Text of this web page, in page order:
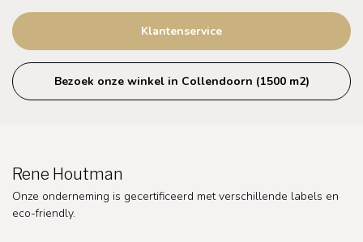
Klantenservice
Bezoek onze winkel in Collendoorn (1500 m2)
Rene Houtman
Onze onderneming is gecertificeerd met verschillende labels en
eco-friendly.